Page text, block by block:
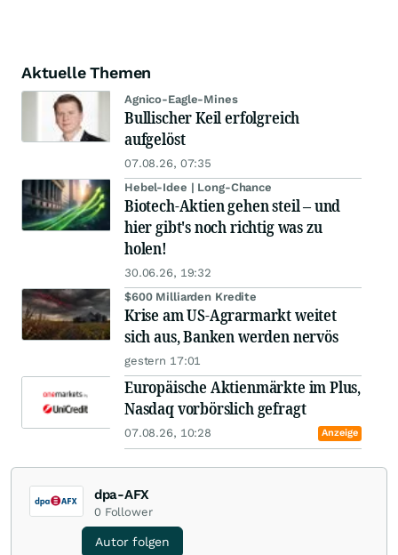
Aktuelle Themen
Agnico-Eagle-Mines
Bullischer Keil erfolgreich
aufgelöst
07.08.26, 07:35
Hebel-Idee | Long-Chance
Biotech-Aktien gehen steil – und
hier gibt's noch richtig was zu
holen!
30.06.26, 19:32
$600 Milliarden Kredite
Krise am US-Agrarmarkt weitet
sich aus, Banken werden nervös
gestern 17:01
Europäische Aktienmärkte im Plus,
Nasdaq vorbörslich gefragt
07.08.26, 10:28 Anzeige
dpa-AFX
0 Follower
Autor folgen